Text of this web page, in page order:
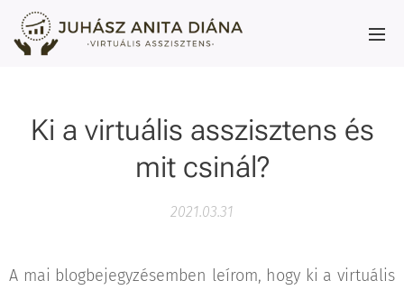
Ki a virtuális asszisztens és
mit csinál?
2021.03.31
A mai blogbejegyzésemben leírom, hogy ki a virtuális